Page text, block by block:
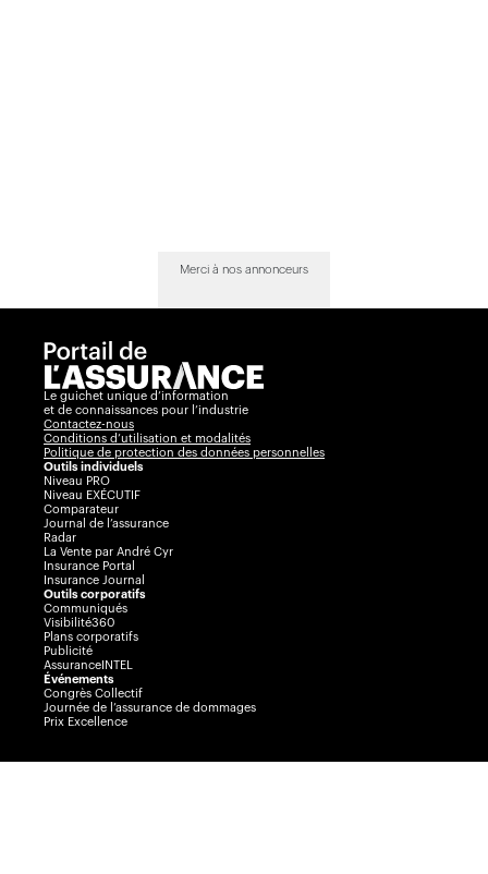
Merci à nos annonceurs
Le guichet unique d’information
et de connaissances pour l’industrie
Contactez-nous
Conditions d’utilisation et modalités
Politique de protection des données personnelles
Outils individuels
Niveau PRO
Niveau EXÉCUTIF
Comparateur
Journal de l’assurance
Radar
La Vente par André Cyr
Insurance Portal
Insurance Journal
Outils corporatifs
Communiqués
Visibilité360
Plans corporatifs
Publicité
AssuranceINTEL
Événements
Congrès Collectif
Journée de l’assurance de dommages
Prix Excellence